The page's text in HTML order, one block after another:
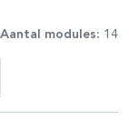
Aantal modules: 14